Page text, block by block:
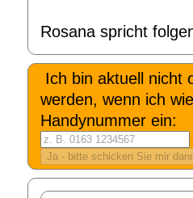
Rosana spricht
Ich bin aktuell nicht
werden, wenn ich
Handynummer ein: